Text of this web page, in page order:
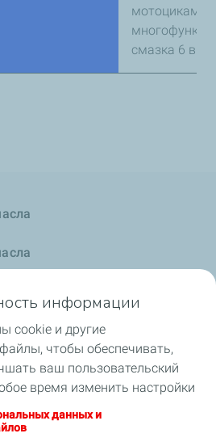
мотоциками
смазка 6 в 1
информации
cookie и другие
чтобы обеспечивать,
ваш пользовательский
время изменить настройки
кнопку «Управлять моими
на кнопку «Я согласен(-на)»,
данных и